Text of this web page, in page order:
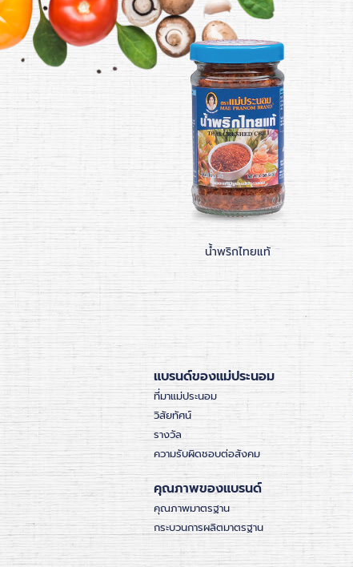
น้ำพริกกะปิ น้ำพริกไทยแท้
แบรนด์ของแม่ประนอม
ที่มาแม่ประนอม
วิสัยทัศน์
รางวัล
ความรับผิดชอบต่อสังคม
คุณภาพของแบรนด์
คุณภาพมาตรฐาน
กระบวนการผลิตมาตรฐาน